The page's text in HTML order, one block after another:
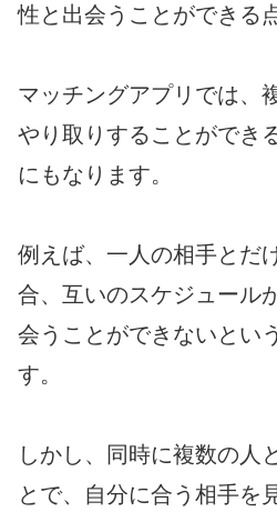
性と出会うことができる
マッチングアプリでは、
やり取りすることができ
にもなります。
例えば、一人の相手とだ
合、互いのスケジュール
会うことができないとい
す。
しかし、同時に複数の人
とで、自分に合う相手を